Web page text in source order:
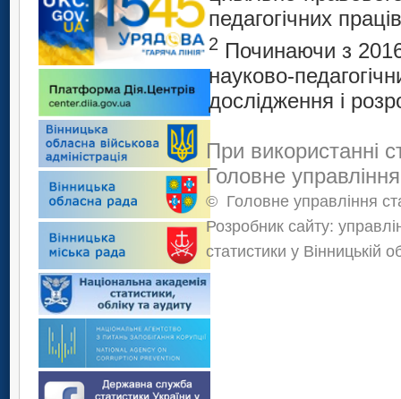
педагогічних
2 Починаючи з
науково-
дослідження і
При використанні
Головне
© Головне управління
Розробник сайту:
статистики у Вінницькій